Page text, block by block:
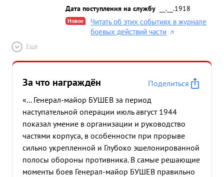
Дата поступления на службу
__.__.1918
Новое
Читать об этих событиях в журнале
боевых действий части
Ещё
За что награждён
Поделиться
«... Генерал-майор БУШЕВ за период
наступательной операции июль август 1944
показал умение в организации и руководство
частями корпуса, в особенности при прорыве
сильно укрепленной и Глубоко эшелонированной
полосы обороны противника. В самые решающие
моменты боев Генерал-майор БУШЕВ правильно